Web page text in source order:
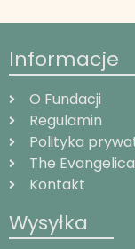
Informacje
O Fundacji
Regulamin
Polityka
The
Kontakt
Wysyłka